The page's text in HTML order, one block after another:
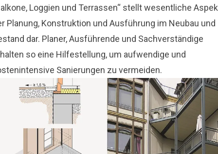
Loggien und Terrassen“ stellt wesentliche
Planung, Konstruktion und Ausführung im Neubau und
dar. Planer, Ausführende und Sachverständige
so eine Hilfestellung, um aufwendige und
Sanierungen zu vermeiden.